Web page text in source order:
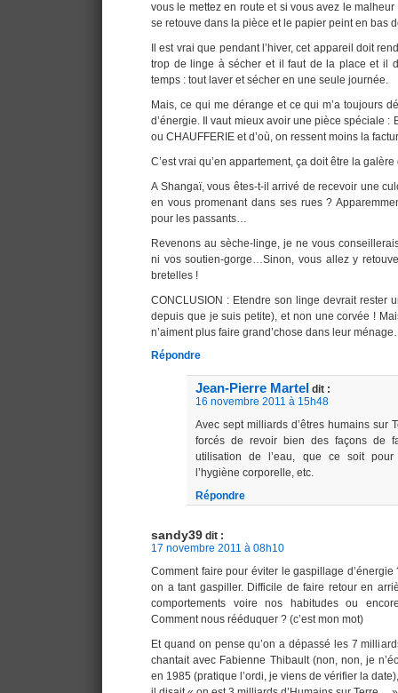
vous le mettez en route et si vous avez le malheur
se retouve dans la pièce et le papier peint en bas
Il est vrai que pendant l’hiver, cet appareil doit
trop de linge à sécher et il faut de la place et il
temps : tout laver et sécher en une seule journée.
Mais, ce qui me dérange et ce qui m’a toujours
d’énergie. Il vaut mieux avoir une pièce spéciale :
ou CHAUFFERIE et d’où, on ressent moins la
C’est vrai qu’en appartement, ça doit être la
A Shangaï, vous êtes-t-il arrivé de recevoir une
en vous promenant dans ses rues ?
pour les passants…
Revenons au sèche-linge, je ne vous
ni vos soutien-gorge…Sinon, vous allez y
bretelles !
CONCLUSION : Etendre son linge devrait rester
depuis que je suis petite), et non une corvée !
n’aiment plus faire grand’chose dans leur
Répondre
Jean-Pierre Martel dit :
16 novembre 2011 à 15h48
Avec sept milliards d’êtres humains sur
forcés de revoir bien des façons de
utilisation de l’eau, que ce soit
l’hygiène corporelle, etc.
Répondre
sandy39 dit :
17 novembre 2011 à 08h10
Comment faire pour éviter le gaspillage
on a tant gaspiller. Difficile de faire retour en
comportements voire nos habitudes ou
Comment nous rééduquer ? (c’est mon mot)
Et quand on pense qu’on a dépassé les 7
chantait avec Fabienne Thibault (non, non, je
en 1985 (pratique l’ordi, je viens de vérifier la